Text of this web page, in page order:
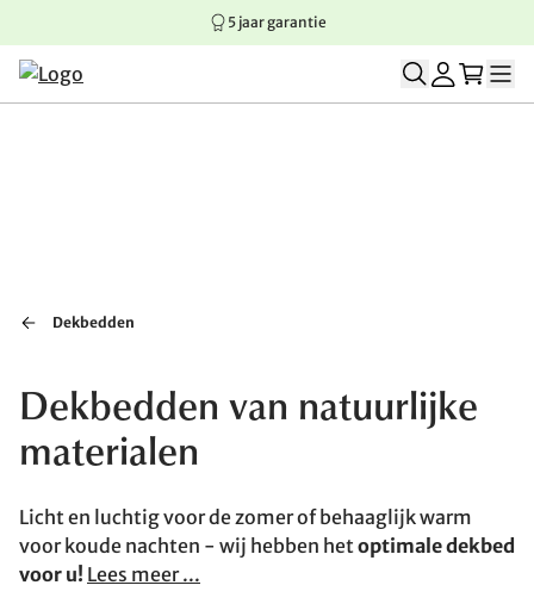
Springen naar hoofdinhoud
Springen naar hoofdnavigatie
Springen naar voettekst
5 jaar garantie
Dekbedden
Dekbedden van natuurlijke
materialen
Licht en luchtig voor de zomer of behaaglijk warm
voor koude nachten - wij hebben hetoptimale dekbed
voor u! Lees meer ...